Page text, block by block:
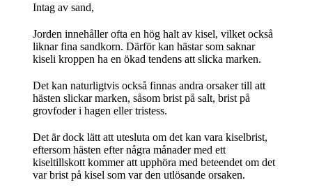
Intag av sand,
Jorden innehåller ofta en hög halt av kisel, vilket också
liknar fina sandkorn. Därför kan hästar som saknar
kiseli kroppen ha en ökad tendens att slicka marken.
Det kan naturligtvis också finnas andra orsaker till att
hästen slickar marken, såsom brist på salt, brist på
grovfoder i hagen eller tristess.
Det är dock lätt att utesluta om det kan vara kiselbrist,
eftersom hästen efter några månader med ett
kiseltillskott kommer att upphöra med beteendet om det
var brist på kisel som var den utlösande orsaken.